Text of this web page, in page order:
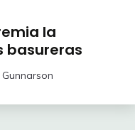
la
basureras